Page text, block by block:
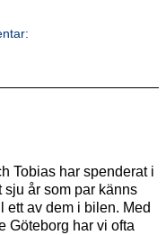
Tobias har spenderat i
år som par känns
ett av dem i bilen. Med
Göteborg har vi ofta